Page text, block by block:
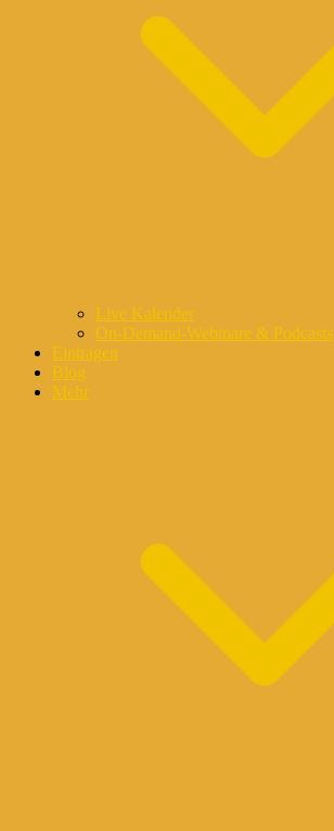
Live Kalender
On-Demand-Webinare & Podcasts
Eintragen
Blog
Mehr